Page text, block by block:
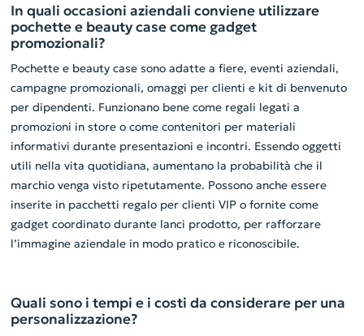
In quali occasioni aziendali conviene utilizzare
pochette e beauty case come gadget
promozionali?
Pochette e beauty case sono adatte a fiere, eventi aziendali,
campagne promozionali, omaggi per clienti e kit di benvenuto
per dipendenti. Funzionano bene come regali legati a
promozioni in store o come contenitori per materiali
informativi durante presentazioni e incontri. Essendo oggetti
utili nella vita quotidiana, aumentano la probabilità che il
marchio venga visto ripetutamente. Possono anche essere
inserite in pacchetti regalo per clienti VIP o fornite come
gadget coordinato durante lanci prodotto, per rafforzare
l’immagine aziendale in modo pratico e riconoscibile.
Quali sono i tempi e i costi da considerare per una
personalizzazione?